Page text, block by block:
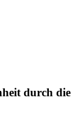
durch die